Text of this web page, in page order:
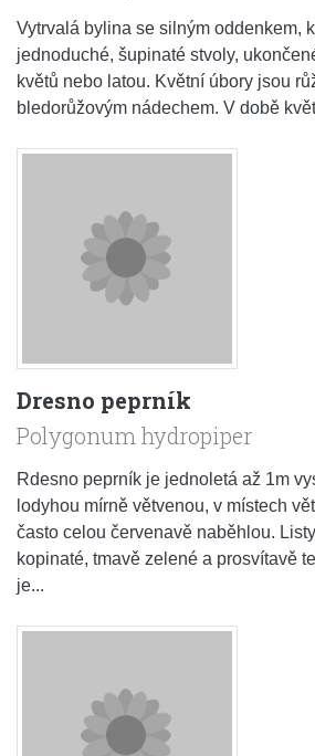
Vytrvalá bylina se silným oddenkem,
jednoduché, šupinaté stvoly,
květů nebo latou. Květní úbory jsou
bledorůžovým nádechem. V době
Dresno peprník
Polygonum hydropiper
Rdesno peprník je jednoletá až 1m
lodyhou mírně větvenou, v místech
často celou červenavě naběhlou.
kopinaté, tmavě zelené a prosvítavě
je...